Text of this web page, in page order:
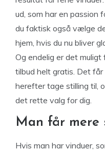
ud, som har en passion
du faktisk også vælge
hjem, hvis du nu bliver
Og endelig er det
tilbud helt gratis. Det
herefter tage stilling til,
det rette valg for dig.
Man får mere
Hvis man har vinduer,